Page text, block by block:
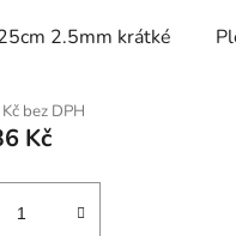
Pletací jehlice 25cm 2.5mm krátké
bez DPH
Kč